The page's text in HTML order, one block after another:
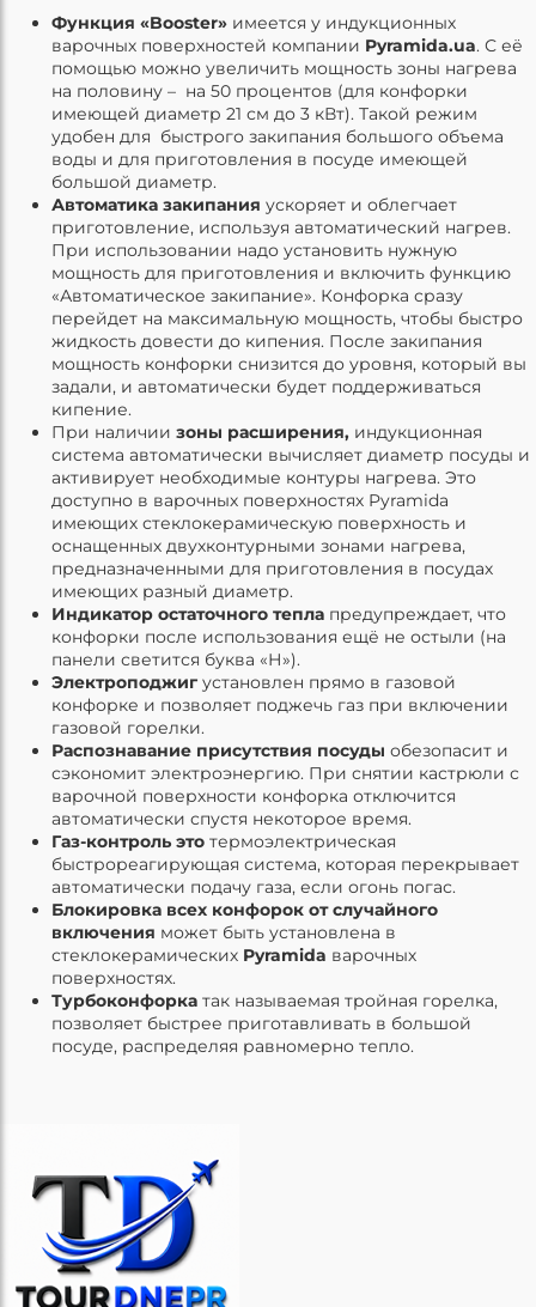
Функция «Booster» имеется у индукционных
варочных поверхностей компании Pyramida.ua. С её
помощью можно увеличить мощность зоны нагрева
на половину – на 50 процентов (для конфорки
имеющей диаметр 21 см до 3 кВт). Такой режим
удобен для быстрого закипания большого объема
воды и для приготовления в посуде имеющей
большой диаметр.
Автоматика закипания ускоряет и облегчает
приготовление, используя автоматический нагрев.
При использовании надо установить нужную
мощность для приготовления и включить функцию
«Автоматическое закипание». Конфорка сразу
перейдет на максимальную мощность, чтобы быстро
жидкость довести до кипения. После закипания
мощность конфорки снизится до уровня, который вы
задали, и автоматически будет поддерживаться
кипение.
При наличии зоны расширения, индукционная
система автоматически вычисляет диаметр посуды и
активирует необходимые контуры нагрева. Это
доступно в варочных поверхностях Pyramida
имеющих стеклокерамическую поверхность и
оснащенных двухконтурными зонами нагрева,
предназначенными для приготовления в посудах
имеющих разный диаметр.
Индикатор остаточного тепла предупреждает, что
конфорки после использования ещё не остыли (на
панели светится буква «Н»).
Электроподжиг установлен прямо в газовой
конфорке и позволяет поджечь газ при включении
газовой горелки.
Распознавание присутствия посуды обезопасит и
сэкономит электроэнергию. При снятии кастрюли с
варочной поверхности конфорка отключится
автоматически спустя некоторое время.
Газ-контроль это термоэлектрическая
быстрореагирующая система, которая перекрывает
автоматически подачу газа, если огонь погас.
Блокировка всех конфорок от случайного
включения может быть установлена в
стеклокерамических Pyramida варочных
поверхностях.
Турбоконфорка так называемая тройная горелка,
позволяет быстрее приготавливать в большой
посуде, распределяя равномерно тепло.